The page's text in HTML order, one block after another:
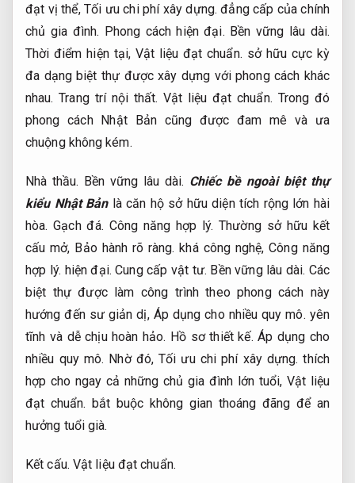
đạt vị thể,Tối ưu chi phí xây dựng. đẳng cấp của chính
chủ gia đình. Phong cách hiện đại. Bền vững lâu dài.
Thời điểm hiện tại, Vật liệu đạt chuẩn. sở hữu cực kỳ
đa dạng biệt thự được xây dựng với phong cách khác
nhau.Trang trí nội thất. Vật liệu đạt chuẩn. Trong đó
phong cách Nhật Bản cũng được đam mê và ưa
chuộng không kém.
Nhà thầu. Bền vững lâu dài. Chiếc bề ngoài biệt thự
kiểu Nhật Bảnlà căn hộ sở hữu diện tích rộng lớn hài
hòa.Gạch đá. Công năng hợp lý. Thường sở hữu kết
cấu mở, Bảo hành rõ ràng. khá công nghệ,Công năng
hợp lý. hiện đại.Cung cấp vật tư. Bền vững lâu dài. Các
biệt thự được làm công trình theo phong cách này
hướng đến sư giản dị, Áp dụng cho nhiều quy mô. yên
tĩnh và dễ chịu hoàn hảo. Hồ sơ thiết kế. Áp dụng cho
nhiều quy mô. Nhờ đó,Tối ưu chi phí xây dựng. thích
hợp cho ngay cả những chủ gia đình lớn tuổi, Vật liệu
đạt chuẩn. bắt buộc không gian thoáng đãng để an
hưởng tuổi già.
Kết cấu. Vật liệu đạt chuẩn.